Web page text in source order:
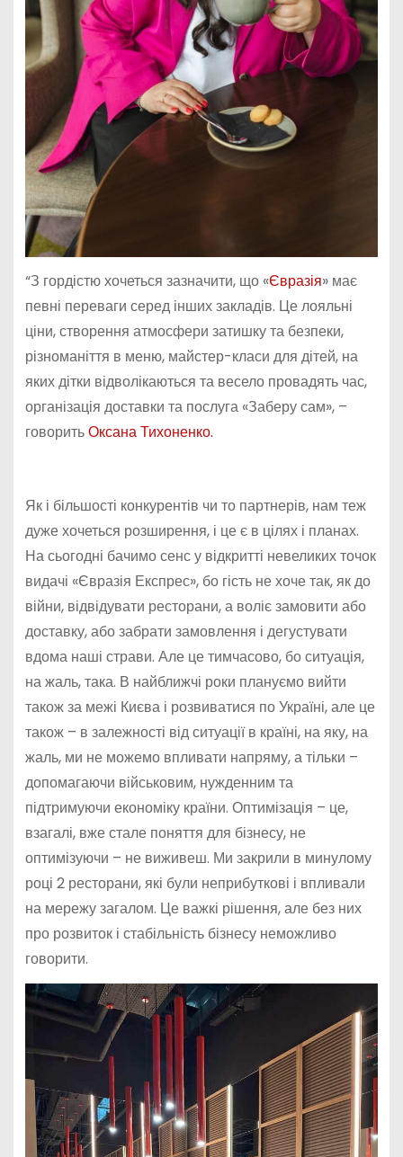
“З гордістю хочеться зазначити, що «Євразія» має
певні переваги серед інших закладів. Це лояльні
ціни, створення атмосфери затишку та безпеки,
різноманіття в меню, майстер-класи для дітей, на
яких дітки відволікаються та весело провадять час,
організація доставки та послуга «Заберу сам», –
говоритьОксана Тихоненко.
Як і більшості конкурентів чи то партнерів, нам теж
дуже хочеться розширення, і це є в цілях і планах.
На сьогодні бачимо сенс у відкритті невеликих точок
видачі «Євразія Експрес», бо гість не хоче так, як до
війни, відвідувати ресторани, а воліє замовити або
доставку, або забрати замовлення і дегустувати
вдома наші страви. Але це тимчасово, бо ситуація,
на жаль, така. В найближчі роки плануємо вийти
також за межі Києва і розвиватися по Україні, але це
також – в залежності від ситуації в країні, на яку, на
жаль, ми не можемо впливати напряму, а тільки –
допомагаючи військовим, нужденним та
підтримуючи економіку країни. Оптимізація – це,
взагалі, вже стале поняття для бізнесу, не
оптимізуючи – не виживеш. Ми закрили в минулому
році 2 ресторани, які були неприбуткові і впливали
на мережу загалом. Це важкі рішення, але без них
про розвиток і стабільність бізнесу неможливо
говорити.